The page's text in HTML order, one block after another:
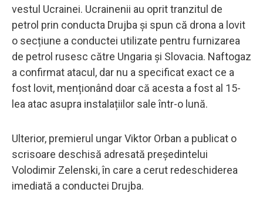
vestul Ucrainei. Ucrainenii au oprit tranzitul de
petrol prin conducta Drujba și spun că drona a lovit
o secțiune a conductei utilizate pentru furnizarea
de petrol rusesc către Ungaria și Slovacia. Naftogaz
a confirmat atacul, dar nu a specificat exact ce a
fost lovit, menționând doar că acesta a fost al 15-
lea atac asupra instalațiilor sale într-o lună.
Ulterior, premierul ungar Viktor Orban a publicat o
scrisoare deschisă adresată președintelui
Volodimir Zelenski, în care a cerut redeschiderea
imediată a conductei Drujba.